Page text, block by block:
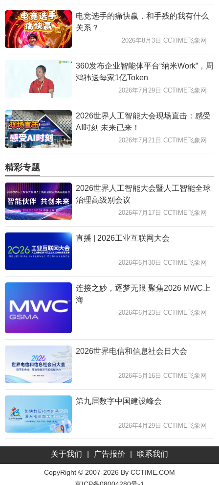
电竞选手的痛快赢，和手残的我有什么
关系？
2026年8月3日 CCTIME飞象网
360发布企业智能体平台“纳米Work”，周
鸿祎送每家1亿Token
2026年7月29日 CCTIME飞象网
2026世界人工智能大会现场直击：感受
AI时刻 未来已来！
2026年7月21日 CCTIME飞象网
精彩专题
2026世界人工智能大会暨人工智能全球
治理高级别会议
2026年7月17日 CCTIME飞象网
直播 | 2026工业互联网大会
2026年6月30日 CCTIME飞象网
连接之妙，逐梦无限 聚焦2026 MWC上
海
2026年6月23日 CCTIME飞象网
2026世界电信和信息社会日大会
2026年5月16日 CCTIME飞象网
第九届数字中国建设峰会
2026年4月29日 CCTIME飞象网
关于我们 广告报价 联系我们
CopyRight © 2007-2026 By CCTIME.COM